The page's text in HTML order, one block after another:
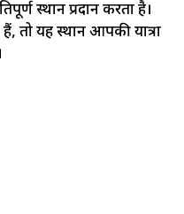
स्थान प्रदान करता है।
तो यह स्थान आपकी यात्रा